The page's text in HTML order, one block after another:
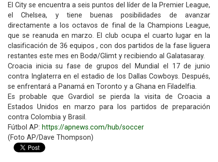
El City se encuentra a seis puntos del líder de la Premier League,
el Chelsea, y tiene buenas posibilidades de avanzar
directamente a los octavos de final de la Champions League,
que se reanuda en marzo. El club ocupa el cuarto lugar en la
clasificación de 36 equipos , con dos partidos de la fase liguera
restantes este mes en Bodø/Glimt y recibiendo al Galatasaray.
Croacia inicia su fase de grupos del Mundial el 17 de junio
contra Inglaterra en el estadio de los Dallas Cowboys. Después,
se enfrentará a Panamá en Toronto y a Ghana en Filadelfia.
Es probable que Gvardiol se pierda la visita de Croacia a
Estados Unidos en marzo para los partidos de preparación
contra Colombia y Brasil.
Fútbol AP: https://apnews.com/hub/soccer
(Foto AP/Dave Thompson)